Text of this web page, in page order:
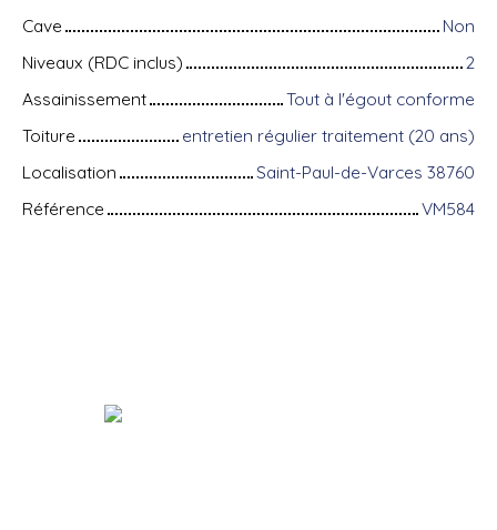
Cave
Non
Niveaux (RDC inclus)
2
Assainissement
Tout à l'égout conforme
Toiture
entretien régulier traitement (20 ans)
Localisation
Saint-Paul-de-Varces 38760
Référence
VM584